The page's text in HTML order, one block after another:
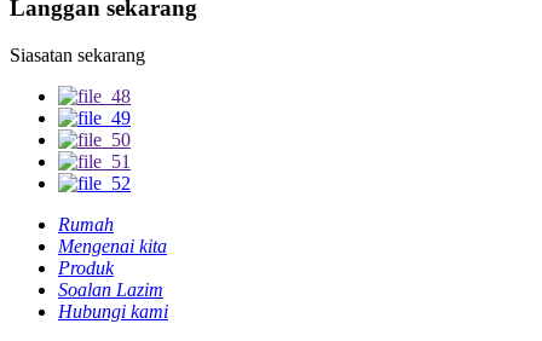
Langgan sekarang
Siasatan sekarang
Rumah
Mengenai kita
Produk
Soalan Lazim
Hubungi kami